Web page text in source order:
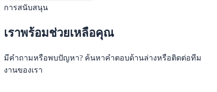
การสนับสนุน
เราพร้อมช่วยเหลือคุณ
มีคำถามหรือพบปัญหา? ค้นหาคำตอบด้านล่างหรือติดต่อทีม
งานของเรา